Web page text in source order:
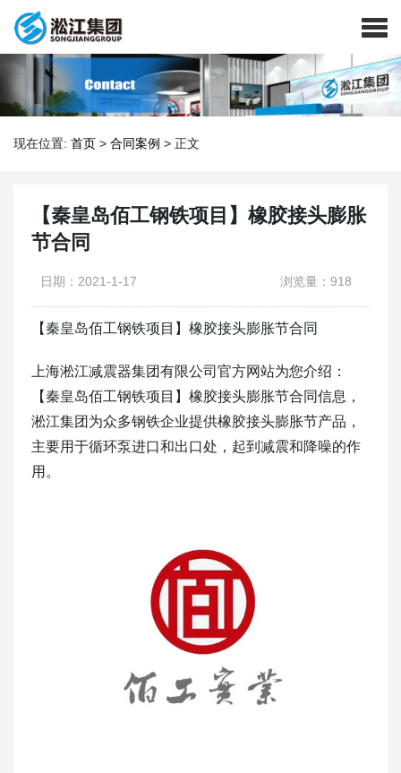
现在位置: 首页 > 合同案例 > 正文
【秦皇岛佰工钢铁项目】橡胶接头膨胀
节合同
日期：2021-1-17 浏览量：918
【秦皇岛佰工钢铁项目】橡胶接头膨胀节合同
上海淞江减震器集团有限公司官方网站为您介绍：
【秦皇岛佰工钢铁项目】橡胶接头膨胀节合同信息，
淞江集团为众多钢铁企业提供橡胶接头膨胀节产品，
主要用于循环泵进口和出口处，起到减震和降噪的作
用。